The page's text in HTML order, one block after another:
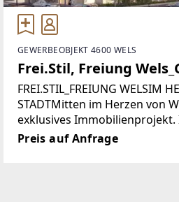
GEWERBEOBJEKT 4600 WELS
Frei.Stil, Freiung
FREI.STIL_FREIUNG WELSIM
STADTMitten im Herzen von
exklusives Immobilienprojekt.
Innenstadtlage, direkt an der
urbaner Komfort,
Preis auf Anfrage